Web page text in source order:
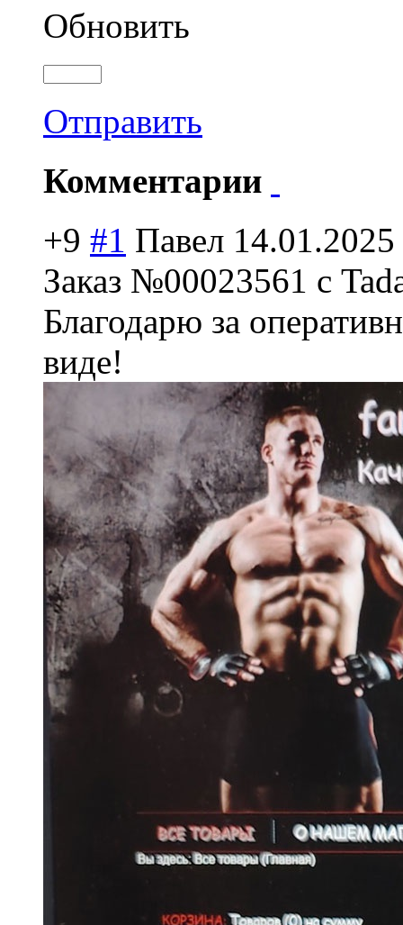
Обновить
Отправить
Комментарии
+9 #1 Павел
Заказ №00023561 с
Благодарю за
виде!